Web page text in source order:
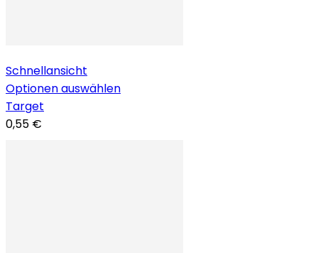
Schnellansicht
Optionen auswählen
Target
0,55 €